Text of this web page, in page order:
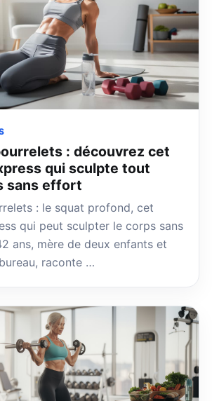
: découvrez cet
qui sculpte tout
sans effort
: le squat profond, cet
qui peut sculpter le corps sans
ans, mère de deux enfants et
raconte …